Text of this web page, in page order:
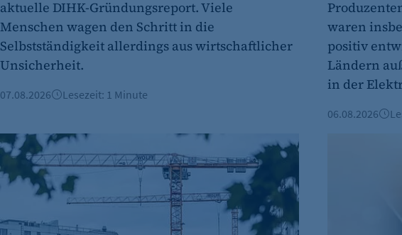
Cookie Consent
Name:
1 Jahr
etracker Analytics
Name:
aktuelle DIHK-Gründungsreport. Viele
Menschen wagen den Schritt in die
Selbstständigkeit allerdings aus wirtschaftlicher
Unsicherheit.
07.08.2026 Lesezeit: 1 Minute
waren
positiv
Ländern
in der
06.08.2026
Berliner Immobilienmarkt 2025: Mehr Verkäufe und stabile PreiseKI in der